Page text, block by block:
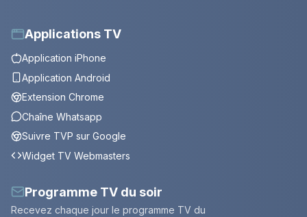
Applications TV
Application iPhone
Application Android
Extension Chrome
Chaîne Whatsapp
Suivre TVP sur Google
Widget TV Webmasters
Programme TV du soir
Recevez chaque jour le programme TV du